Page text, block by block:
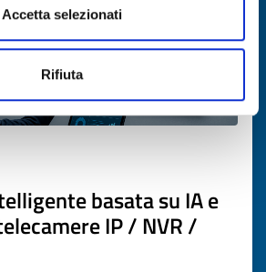
Accetta selezionati
Rifiuta
basata su IA e
IP / NVR /